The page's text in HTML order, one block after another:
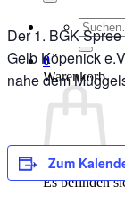
Suchen
nach:
0
Warenkorb
Es befinden
Der 1. BGK
Gelb Köpenick
nahe dem
Zum